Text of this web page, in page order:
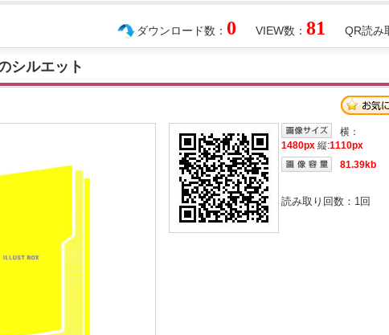
QR読み
VIEW数： 81
ダウンロード数： 0
シルエット
横：
1480px 縦:1110px
81.39kb
読み取り回数： 1回